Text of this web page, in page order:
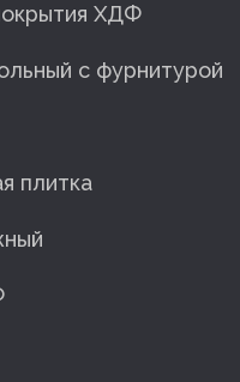
ХДФ
с фурнитурой
плитка